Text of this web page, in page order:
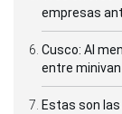
empresas
Cusco: Al
entre
Estas son